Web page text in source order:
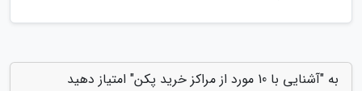
به "آشنایی با 10 مورد از مراکز خرید پکن" امتیاز دهید